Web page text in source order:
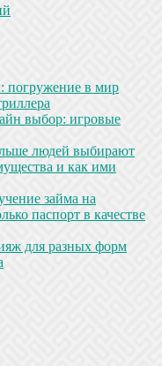
погружение в мир
выбор: игровые
людей выбирают
и как ими
займа на
паспорт в качестве
для разных форм